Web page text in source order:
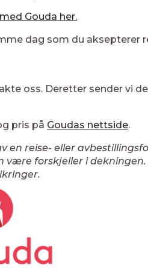
Gouda her.
dag som du aksepterer
oss. Deretter sender vi
pris på Goudas nettside.
reise- eller
forskjeller i dekningen.